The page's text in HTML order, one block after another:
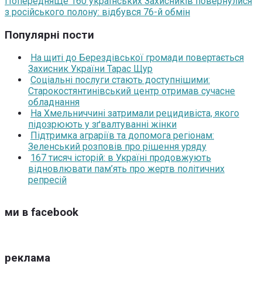
з російського полону: відбувся 76-й обмін
Популярні пости
На щиті до Берездівської громади повертається
Захисник України Тарас Щур
Соціальні послуги стають доступнішими:
Старокостянтинівський центр отримав сучасне
обладнання
На Хмельниччині затримали рецидивіста, якого
підозрюють у зґвалтуванні жінки
Підтримка аграріїв та допомога регіонам:
Зеленський розповів про рішення уряду
167 тисяч історій: в Україні продовжують
відновлювати пам’ять про жертв політичних
репресій
ми в facebook
реклама